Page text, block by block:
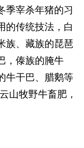
季宰杀年猪的习
的传统技法，白
族、藏族的琵琶
，傣族的腌牛
牛干巴、腊鹅等
山牧野牛畜肥，